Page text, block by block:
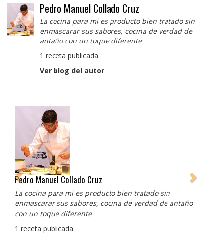
Pedro Manuel Collado Cruz
La cocina para mi es producto bien tratado sin
enmascarar sus sabores, cocina de verdad de
antaño con un toque diferente
1 receta publicada
Ver blog del autor
Albert Adrià
Redes sociales:
https://www.instagram.com/enigma_albertadria/
https://www.instagram.com/albertadriaprojects/
3 recetas publicadas